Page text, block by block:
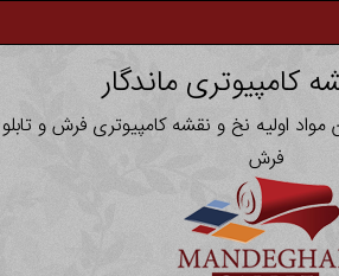
کامپیوتری ماندگار
مواد اولیه نخ و نقشه کامپیوتری فرش و تابلو
فرش